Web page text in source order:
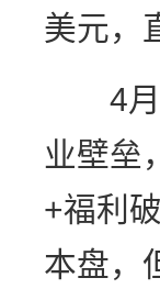
美元，
4月
业壁垒
+福利
本盘，